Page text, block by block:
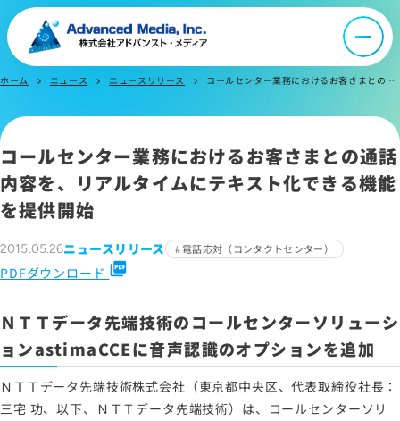
お問い合わせ
ソーシャルメディアポリシー
プライバシーポリシー
情報セキュリティポリシー
労働者派遣事業に関わる情報
メールマガジン
ホーム chevron_right ニュース chevron_right ニュースリリース chevron_right コールセンター業務におけるお客さまとの通話内容を、リアルタイムにテキスト化できる機能を提供開始
コールセンター業務におけるお客さまとの通話
内容を、リアルタイムにテキスト化できる機能
を提供開始
2015.05.26ニュースリリース 電話応対（コンタクトセンター）
PDFダウンロード picture_as_pdf
ＮＴＴデータ先端技術のコールセンターソリューシ
ョンastimaCCEに音声認識のオプションを追加
ＮＴＴデータ先端技術株式会社（東京都中央区、代表取締役社長：
三宅 功、以下、ＮＴＴデータ先端技術）は、コールセンターソリ